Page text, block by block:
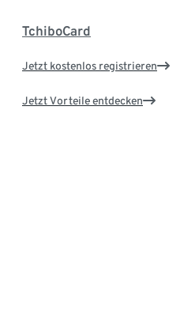
TchiboCard
Jetzt kostenlos registrieren
Jetzt Vorteile entdecken